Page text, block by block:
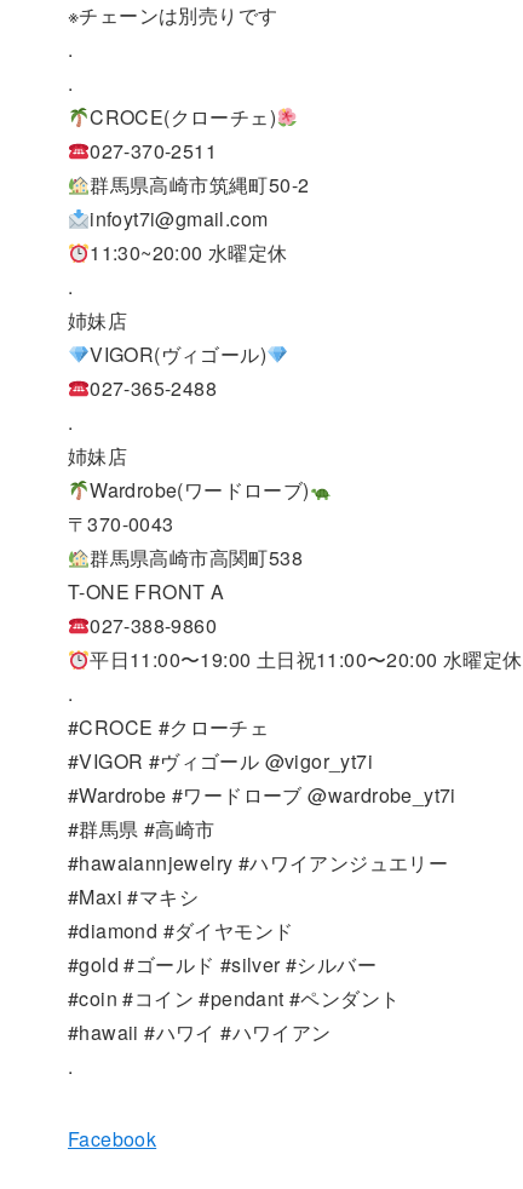
※チェーンは別売りです
.
.
CROCE(クローチェ)
027-370-2511
群馬県高崎市筑縄町50-2
infoyt7i@gmail.com
11:30~20:00 水曜定休
.
姉妹店
VIGOR(ヴィゴール)
027-365-2488
.
姉妹店
Wardrobe(ワードローブ)
〒370-0043
群馬県高崎市高関町538
T-ONE FRONT A
027-388-9860
平日11:00〜19:00 土日祝11:00〜20:00 水曜定休
.
#CROCE #クローチェ
#VIGOR #ヴィゴール @vigor_yt7i
#Wardrobe #ワードローブ @wardrobe_yt7i
#群馬県 #高崎市
#hawaiannjewelry #ハワイアンジュエリー
#Maxi #マキシ
#diamond #ダイヤモンド
#gold #ゴールド #silver #シルバー
#coin #コイン #pendant #ペンダント
#hawaii #ハワイ #ハワイアン
.
Facebook